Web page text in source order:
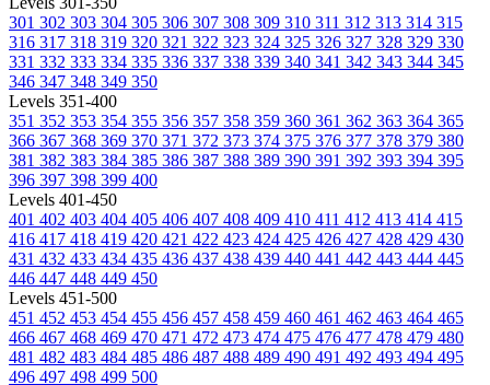
301 302 303 304 305 306 307 308 309 310 311 312 313 314 315
316 317 318 319 320 321 322 323 324 325 326 327 328 329 330
331 332 333 334 335 336 337 338 339 340 341 342 343 344 345
346 347 348 349 350
Levels 351-400
351 352 353 354 355 356 357 358 359 360 361 362 363 364 365
366 367 368 369 370 371 372 373 374 375 376 377 378 379 380
381 382 383 384 385 386 387 388 389 390 391 392 393 394 395
396 397 398 399 400
Levels 401-450
401 402 403 404 405 406 407 408 409 410 411 412 413 414 415
416 417 418 419 420 421 422 423 424 425 426 427 428 429 430
431 432 433 434 435 436 437 438 439 440 441 442 443 444 445
446 447 448 449 450
Levels 451-500
451 452 453 454 455 456 457 458 459 460 461 462 463 464 465
466 467 468 469 470 471 472 473 474 475 476 477 478 479 480
481 482 483 484 485 486 487 488 489 490 491 492 493 494 495
496 497 498 499 500